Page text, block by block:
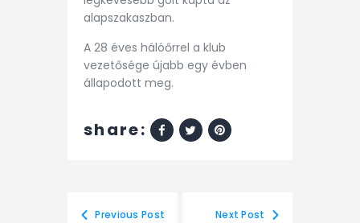
alapszakaszban.
A 28 éves hálóőrrel a klub
vezetősége újabb egy évben
állapodott meg.
share:
Previous Post Next Post